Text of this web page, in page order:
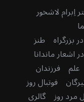
لاشخور
بزرگراه طنز
اشعار ماندانا
علم فرزندان
فوتبال روز
مرد روز گالری